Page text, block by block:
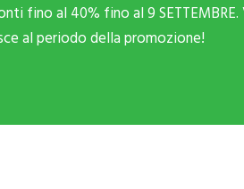
fino al 40% fino al 9 SETTEMBRE.
al periodo della promozione!